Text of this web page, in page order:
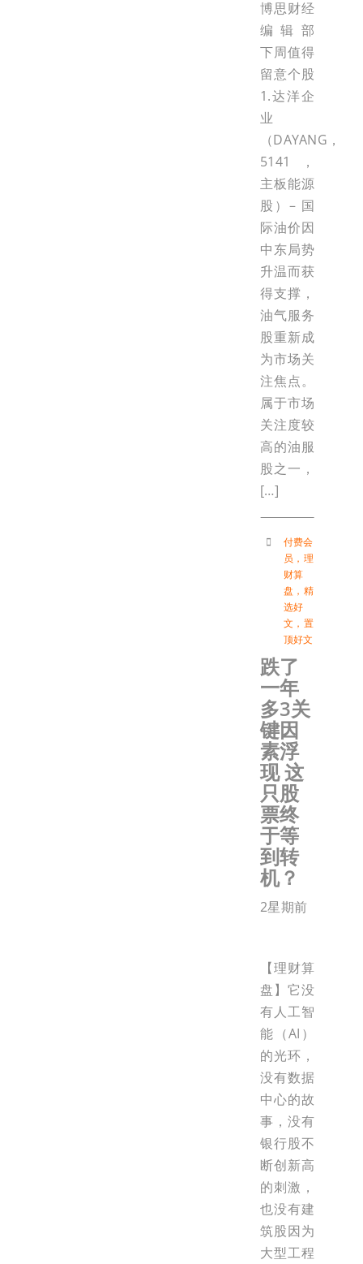
博思财经
编辑部
下周值得
留意个股
1.达洋企
业
（DAYANG，
5141，
主板能源
股）– 国
际油价因
中东局势
升温而获
得支撑，
油气服务
股重新成
为市场关
注焦点。
属于市场
关注度较
高的油服
股之一，
[…]
付费会
员 ， 理
财算
盘 ， 精
选好
文 ， 置
顶好文
跌了
一年
多3关
键因
素浮
现 这
只股
票终
于等
到转
机？
2星期前
【理财算
盘】它没
有人工智
能（AI）
的光环，
没有数据
中心的故
事，没有
银行股不
断创新高
的刺激，
也没有建
筑股因为
大型工程